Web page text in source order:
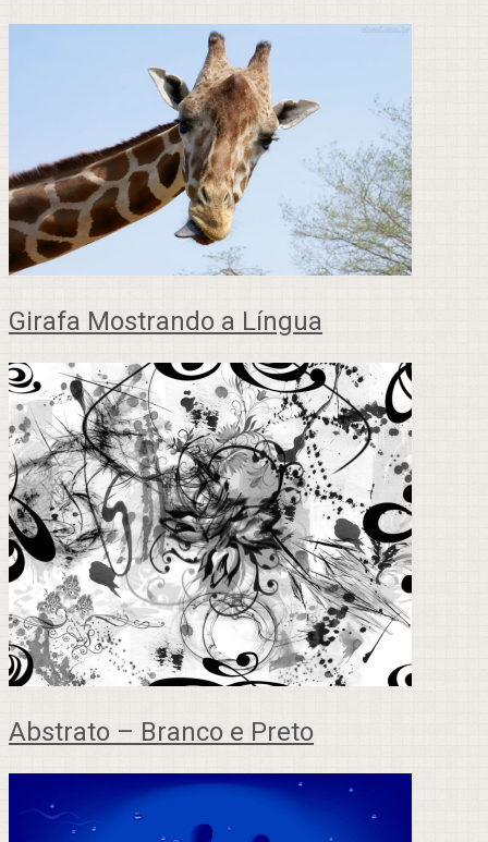
Girafa Mostrando a Língua
Abstrato – Branco e Preto